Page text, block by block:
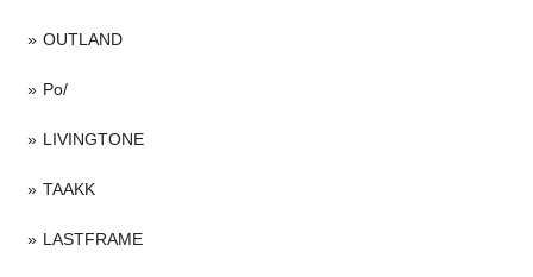
OUTLAND
Po/
LIVINGTONE
TAAKK
LASTFRAME